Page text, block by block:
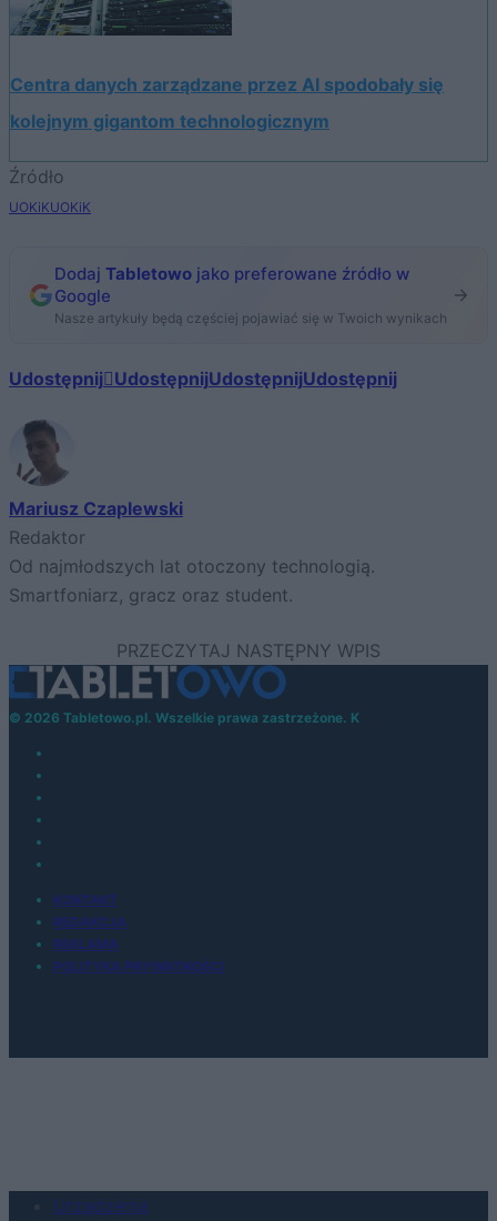
Centra danych zarządzane przez AI spodobały się
kolejnym gigantom technologicznym
Źródło
UOKiKUOKiK
Dodaj Tabletowo jako preferowane źródło w
Google
Nasze artykuły będą częściej pojawiać się w Twoich wynikach
Udostępnij UdostępnijUdostępnijUdostępnij
Mariusz Czaplewski
Redaktor
Od najmłodszych lat otoczony technologią.
Smartfoniarz, gracz oraz student.
© 2026 Tabletowo.pl. Wszelkie prawa zastrzeżone. K
KONTAKT
REDAKCJA
REKLAMA
POLITYKA PRYWATNOŚCI
Urządzenia